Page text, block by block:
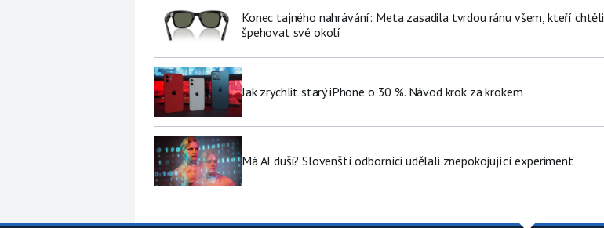
Konec tajného nahrávání: Meta zasadila tvrdou ránu všem, kteří chtěli
špehovat své okolí
Jak zrychlit starý iPhone o 30 %. Návod krok za krokem
Má AI duši? Slovenští odborníci udělali znepokojující experiment